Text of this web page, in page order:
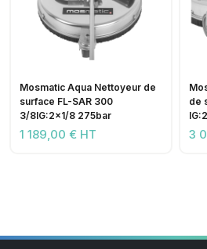
Mosmatic Aqua Nettoyeur de
surface FL-SAR 300
3/8IG:2x1/8 275bar
1 189,00 € HT
de
3